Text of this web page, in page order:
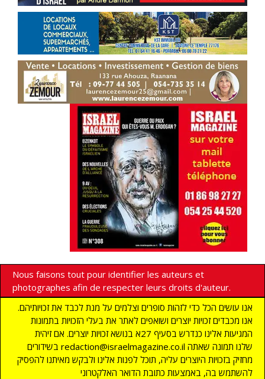
Nous faisons tout pour identifier les auteurs et
photographes afin de respecter leurs droits d'auteur.
אנו עושים הכל כדי לזהות סופרים וצלמים על מנת לכבד את זכויותיהם.
אנו מכבדים זכויות יוצרים ושואפים לאתר את בעלי הזכויות בתמונות
המגיעות אלינו כנדרש בסעיף 27א בנושא זכויות יוצרים. אם זיהית
בשידורים redaction@israelmagazine.co.il שלנו תמונה שאתה
מחזיק בזכויות היוצרים עליה, תוכל לפנות אלינו ולבקש מאיתנו להפסיק
להשתמש בה, באמצעות כתובת הדואר האלקטרוני